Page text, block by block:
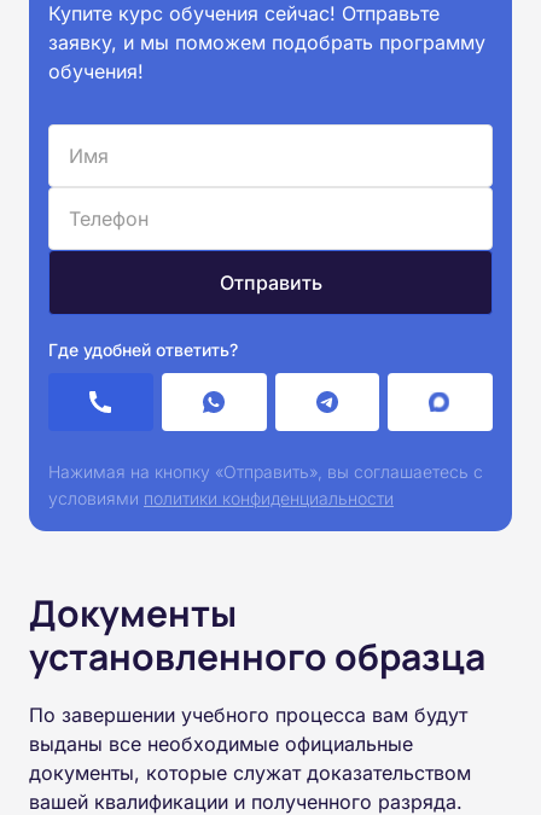
Купите курс обучения сейчас! Отправьте
заявку, и мы поможем подобрать программу
обучения!
Где удобней ответить?
Нажимая на кнопку «Отправить», вы соглашаетесь с
условиями политики конфиденциальности
Документы
установленного образца
По завершении учебного процесса вам будут
выданы все необходимые официальные
документы, которые служат доказательством
вашей квалификации и полученного разряда.